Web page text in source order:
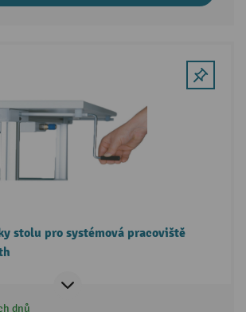
stolu pro systémová pracoviště
dnů